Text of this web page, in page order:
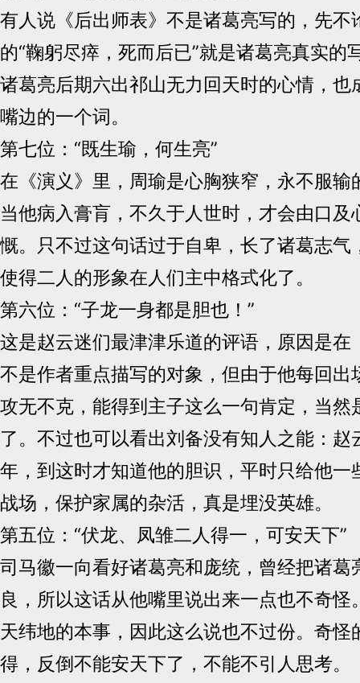
有人说《后出师表》不是诸葛亮写的，先不
的“鞠躬尽瘁，死而后已”就是诸葛亮真实的
诸葛亮后期六出祁山无力回天时的心情，也
嘴边的一个词。
第七位：“既生瑜，何生亮”
在《演义》里，周瑜是心胸狭窄，永不服输
当他病入膏肓，不久于人世时，才会由口及
慨。只不过这句话过于自卑，长了诸葛志气
使得二人的形象在人们主中格式化了。
第六位：“子龙一身都是胆也！”
这是赵云迷们最津津乐道的评语，原因是在
不是作者重点描写的对象，但由于他每回出
攻无不克，能得到主子这么一句肯定，当然
了。不过也可以看出刘备没有知人之能：赵
年，到这时才知道他的胆识，平时只给他一
战场，保护家属的杂活，真是埋没英雄。
第五位：“伏龙、凤雏二人得一，可安天下”
司马徽一向看好诸葛亮和庞统，曾经把诸葛
良，所以这话从他嘴里说出来一点也不奇怪
天纬地的本事，因此这么说也不过份。奇怪
得，反倒不能安天下了，不能不引人思考。